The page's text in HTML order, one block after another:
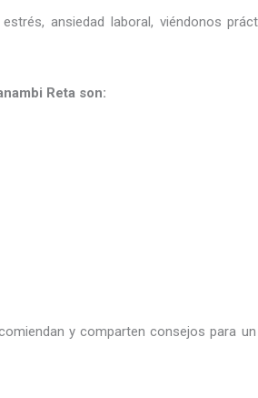
ansiedad laboral, viéndonos
Reta son:
y comparten consejos para